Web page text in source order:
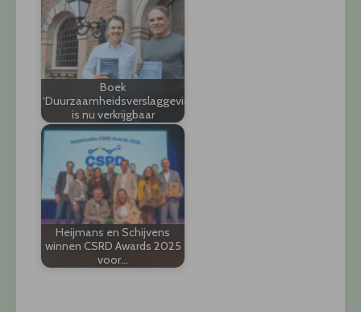
Boek
‘Duurzaamheidsverslaggeving’
is nu verkrijgbaar
Heijmans en Schijvens
winnen CSRD Awards 2025
voor…